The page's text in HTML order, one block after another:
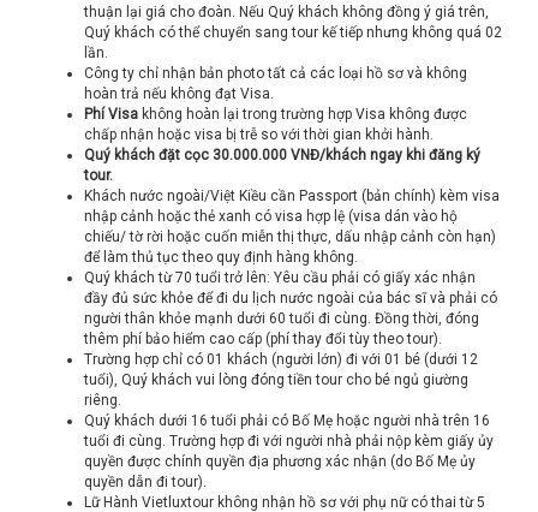
thuận lại giá cho đoàn. Nếu Quý khách không đồng ý giá trên,
Quý khách có thể chuyển sang tour kế tiếp nhưng không quá 02
lần.
Công ty chỉ nhận bản photo tất cả các loại hồ sơ và không
hoàn trả nếu không đạt Visa.
Phí Visa không hoàn lại trong trường hợp Visa không được
chấp nhận hoặc visa bị trễ so với thời gian khởi hành.
Quý khách đặt cọc 30.000.000 VNĐ/khách ngay khi đăng ký
tour.
Khách nước ngoài/Việt Kiều cần Passport (bản chính) kèm visa
nhập cảnh hoặc thẻ xanh có visa hợp lệ (visa dán vào hộ
chiếu/ tờ rời hoặc cuốn miễn thị thực, dấu nhập cảnh còn hạn)
để làm thủ tục theo quy định hàng không.
Quý khách từ 70 tuổi trở lên: Yêu cầu phải có giấy xác nhận
đầy đủ sức khỏe để đi du lịch nước ngoài của bác sĩ và phải có
người thân khỏe mạnh dưới 60 tuổi đi cùng. Đồng thời, đóng
thêm phí bảo hiểm cao cấp (phí thay đổi tùy theo tour).
Trường hợp chỉ có 01 khách (người lớn) đi với 01 bé (dưới 12
tuổi), Quý khách vui lòng đóng tiền tour cho bé ngủ giường
riêng.
Quý khách dưới 16 tuổi phải có Bố Mẹ hoặc người nhà trên 16
tuổi đi cùng. Trường hợp đi với người nhà phải nộp kèm giấy ủy
quyền được chính quyền địa phương xác nhận (do Bố Mẹ ủy
quyền dẫn đi tour).
Lữ Hành Vietluxtour không nhận hồ sơ với phụ nữ có thai từ 5